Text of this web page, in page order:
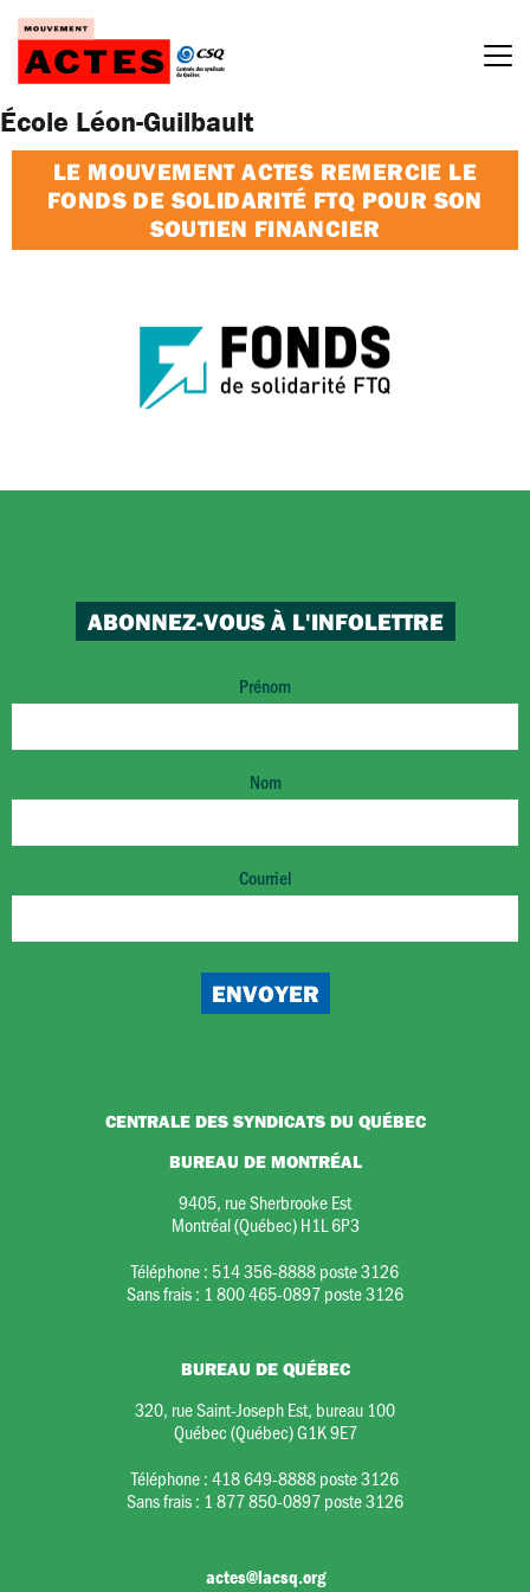
Passer
contenu
École Léon-Guilbault
LE MOUVEMENT ACTES REMERCIE LE
FONDS DE SOLIDARITÉ FTQ POUR SON
SOUTIEN FINANCIER
ABONNEZ-VOUS À L'INFOLETTRE
Prénom
Nom
Courriel
CENTRALE DES SYNDICATS DU QUÉBEC
BUREAU DE MONTRÉAL
9405, rue Sherbrooke Est
Montréal (Québec) H1L 6P3
Téléphone : 514 356-8888 poste 3126
Sans frais : 1 800 465-0897 poste 3126
BUREAU DE QUÉBEC
320, rue Saint-Joseph Est, bureau 100
Québec (Québec) G1K 9E7
Téléphone :418 649-8888 poste 3126
Sans frais : 1 877 850-0897 poste 3126
actes@lacsq.org